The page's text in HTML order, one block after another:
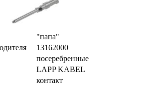
"папа"
13162000
посеребренные
LAPP KABEL
контакт